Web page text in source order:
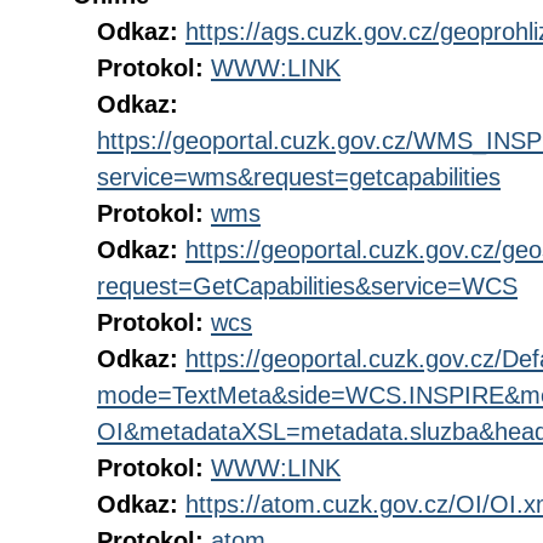
Odkaz: https://ags.cuzk.gov.cz/
Protokol: WWW:LINK
Odkaz:
https://geoportal.cuzk.gov.cz/
service=wms&request=getcapabilities
Protokol: wms
Odkaz: https://geoportal.cuzk.gov.cz/
request=GetCapabilities&service=WCS
Protokol: wcs
Odkaz: https://geoportal.cuzk.gov.cz/
Protokol: WWW:LINK
Odkaz: https://atom.cuzk.gov.cz/OI/